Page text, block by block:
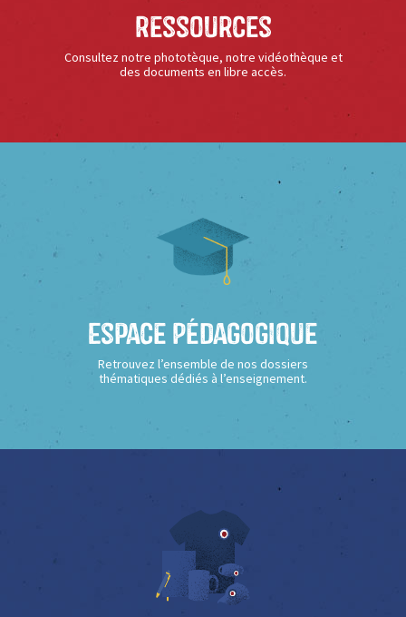
Ressources
Consultez notre phototèque, notre vidéothèque et
des documents en libre accès.
Espace Pédagogique
Retrouvez l’ensemble de nos dossiers
thématiques dédiés à l’enseignement.